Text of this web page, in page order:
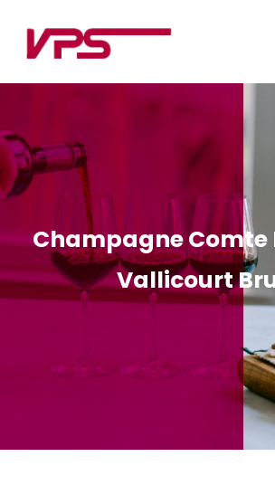
Champagne Comte
Vallicourt